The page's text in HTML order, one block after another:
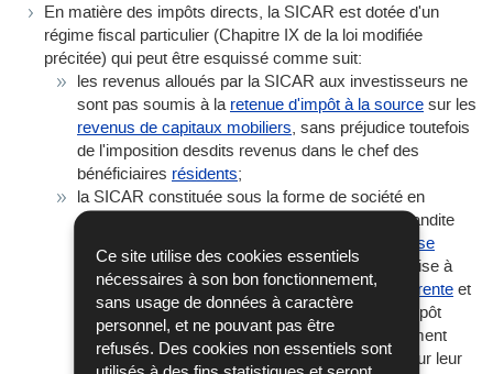
Ce site utilise des cookies essentiels
nécessaires à son bon fonctionnement,
sans usage de données à caractère
personnel, et ne pouvant pas être
refusés. Des cookies non essentiels sont
En matière des impôts directs, la SICAR est dotée d'un
régime fiscal particulier (Chapitre IX de la loi modifiée
précitée) qui peut être esquissé comme suit:
les revenus alloués par la SICAR aux investisseurs ne
sont pas soumis à la retenue d'impôt à la source sur les
revenus de capitaux mobiliers, sans préjudice toutefois
de l'imposition desdits revenus dans le chef des
bénéficiaires résidents;
la SICAR constituée sous la forme de société en
commandite simple ou d'une société en commandite
entreprise
commercialeet par conséquent n'est pas soumise à
impôt commercial; elle estfiscalement transparente et
les associés sont, le cas échéant, soumis à l'impôt
suivant le régime fiscal qui leur est personnellement
applicable, y compris à l’impôt sur la fortune, pour leur